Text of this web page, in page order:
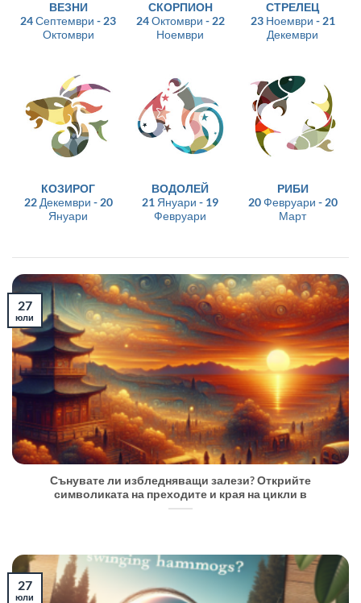
ВЕЗНИ
24 Септември - 23
Октомври
СКОРПИОН
24 Октомври - 22
Ноември
СТРЕЛЕЦ
23 Ноември - 21
Декември
КОЗИРОГ
22 Декември - 20
Януари
ВОДОЛЕЙ
21 Януари - 19
Февруари
РИБИ
20 Февруари - 20
Март
Сънувате ли избледняващи залези? Открийте
символиката на преходите и края на цикли в
27
юли
27
юли